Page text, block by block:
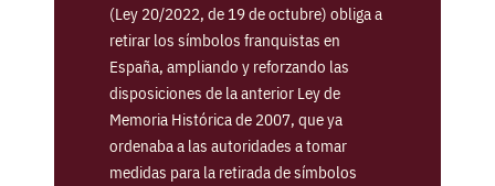
(Ley 20/2022, de 19 de octubre) obliga a
retirar los símbolos franquistas en
España, ampliando y reforzando las
disposiciones de la anterior Ley de
Memoria Histórica de 2007, que ya
ordenaba a las autoridades a tomar
medidas para la retirada de símbolos